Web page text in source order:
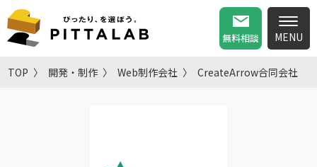
無料相談
TOP 開発・制作 Web制作会社 CreateArrow合同会社